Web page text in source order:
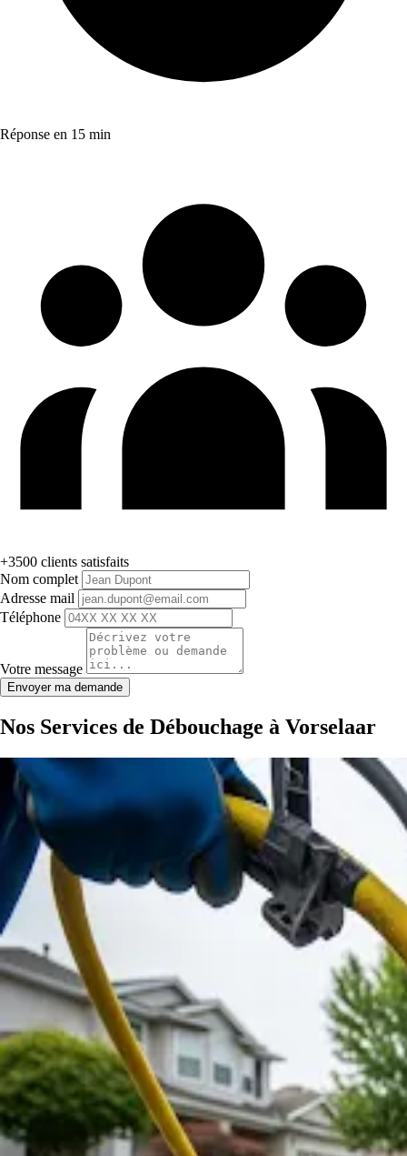
Réponse en 15 min
+3500 clients satisfaits
Nom complet
Adresse mail
Téléphone
Votre message
Envoyer ma demande
Nos Services de Débouchage à Vorselaar